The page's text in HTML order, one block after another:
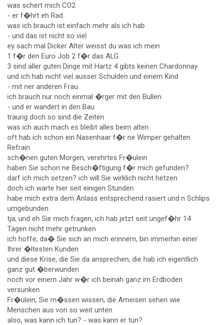
was schert mich CO2
- er f�hrt eh Rad
was ich brauch ist einfach mehr als ich hab
- und das ist nicht so viel
ey sach mal Dicker Alter weisst du was ich mein
1 f�r den Euro Job 2 f�r das ALG
3 sind aller guten Dinge mit Hartz 4 gibts keinen Chardonnay
und ich hab nicht viel ausser Schulden und einem Kind
- mit ner anderen Frau
ich brauch nur noch einmal �rger mit den Bullen
- und er wandert in den Bau
traurig doch so sind die Zeiten
was ich auch mach es bleibt alles beim alten
oft hab ich schon ein Nasenhaar f�r ne Wimper gehalten
Refrain
sch�nen guten Morgen, verehrtes Fr�ulein
haben Sie schon ne Besch�ftigung f�r mich gefunden?
darf ich mich setzen? ich will Sie wirklich nicht hetzen
doch ich warte hier seit einigen Stunden
habe mich extra dem Anlass entsprechend rasiert und n Schlips
umgebunden
tja, und eh Sie mich fragen, ich hab jetzt seit ungef�hr 14
Tagen nicht mehr getrunken
ich hoffe, da� Sie sich an mich erinnern, bin immerhin einer
Ihrer �ltesten Kunden
und diese Krise, die Sie da ansprechen, die hab ich eigentlich
ganz gut �berwunden
noch vor einem Jahr w�r ich beinah ganz im Erdboden
versunken
Fr�ulein, Sie m�ssen wissen, die Ameisen sehen wie
Menschen aus von so weit unten
also, was kann ich tun? - was kann er tun?